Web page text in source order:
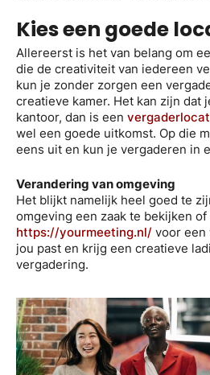
Kies een goede
Allereerst is het van belang om
die de creativiteit van iedereen
kun je zonder zorgen een
creatieve kamer. Het kan zijn dat
kantoor, dan is een
wel een goede uitkomst. Op die
eens uit en kun je vergaderen in
Verandering van omgeving
Het blijkt namelijk heel goed te
omgeving een zaak te bekijken
https://yourmeeting.nl/ voor een
jou past en krijg een creatieve
vergadering.